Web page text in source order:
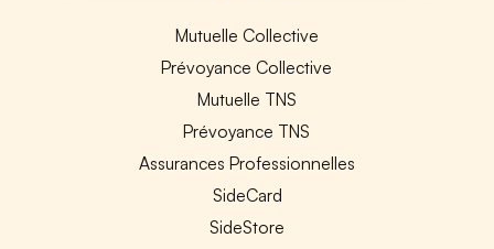
Mutuelle Collective
Prévoyance Collective
Mutuelle TNS
Prévoyance TNS
Assurances Professionnelles
SideCard
SideStore